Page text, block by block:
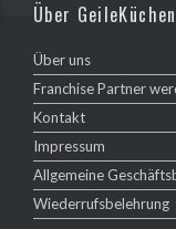
Über
Über uns
Franchise Partner
Kontakt
Impressum
Allgemeine
Wiederrufsbelehrung